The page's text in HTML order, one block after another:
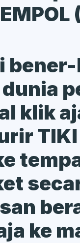
klik
ke